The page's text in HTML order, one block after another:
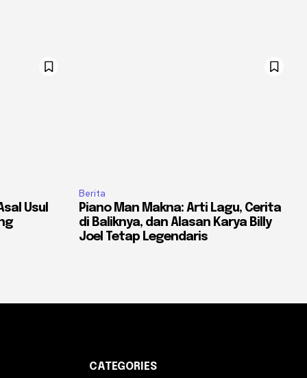
Usul
Berita
Piano Man Makna: Arti Lagu, Cerita
di Baliknya, dan Alasan Karya Billy
Joel Tetap Legendaris
CATEGORIES